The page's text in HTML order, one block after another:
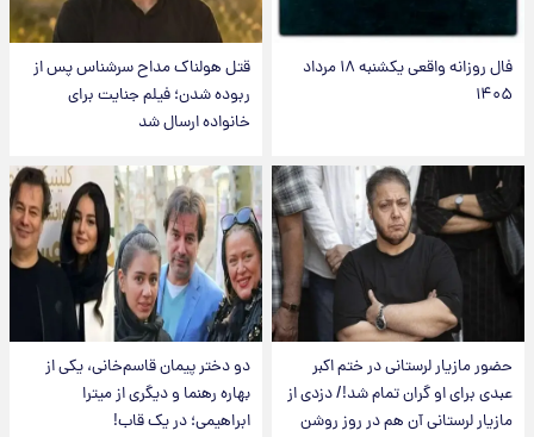
فال روزانه واقعی یکشنبه ۱۸ مرداد
۱۴۰۵
قتل هولناک مداح سرشناس پس از
ربوده شدن؛ فیلم جنایت برای
خانواده ارسال شد
حضور مازیار لرستانی در ختم اکبر
عبدی برای او گران تمام شد!/ دزدی از
مازیار لرستانی آن هم در روز روشن
دو دختر پیمان قاسم‌خانی، یکی از
بهاره رهنما و دیگری از میترا
ابراهیمی؛ در یک قاب!